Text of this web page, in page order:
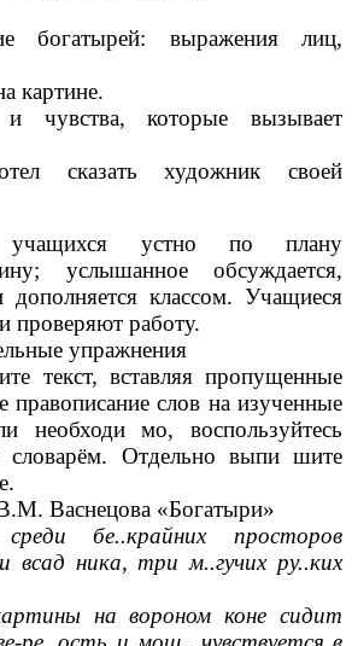
богатырей: выражения лиц,
на картине.
которые вызывает
сказать художник своей
учащихся устно по плану
услышанное обсуждается,
дополняется классом. Учащиеся
проверяют работу.
упражнения
текст, вставляя пропущенные
правописание слов на изученные
необходи мо, воспользуйтесь
словарём. Отдельно выпи шите
Васнецова «Богатыри»
бе..крайних просторов
всад ника, три м..гучих ру..ких
на вороном коне сидит